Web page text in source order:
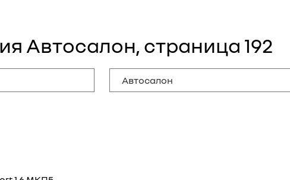
Автосалон, страница 192